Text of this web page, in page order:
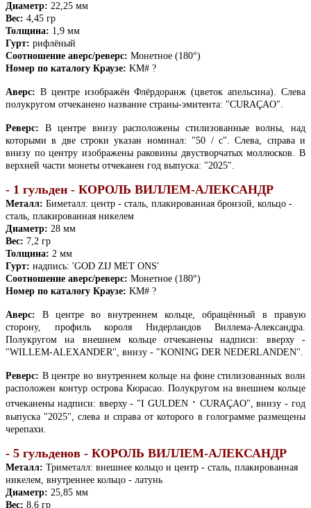
Диаметр: 22,25 мм
Вес: 4,45 гр
Толщина: 1,9 мм
Гурт: рифлёный
Соотношение аверс/реверс: Монетное (180°)
Номер по каталогу Краузе: KM# ?
Аверс: В центре изображён Флёрдоранж (цветок апельсина). Слева
полукругом отчеканено название страны-эмитента: "CURAÇAO".
Реверс: В центре внизу расположены стилизованные волны, над
которыми в две строки указан номинал: "50 / c". Слева, справа и
внизу по центру изображены раковины двустворчатых моллюсков. В
верхней части монеты отчеканен год выпуска: "2025".
- 1 гульден - КОРОЛЬ ВИЛЛЕМ-АЛЕКСАНДР
Металл: Биметалл: центр - сталь, плакированная бронзой, кольцо -
сталь, плакированная никелем
Диаметр: 28 мм
Вес: 7,2 гр
Толщина: 2 мм
Гурт: надпись: 'GOD ZIJ MET ONS'
Соотношение аверс/реверс: Монетное (180°)
Номер по каталогу Краузе: KM# ?
Аверс:
В центре во внутреннем кольце, обращённый в правую
сторону, профиль короля Нидерландов Виллема-Александра.
Полукругом на внешнем кольце отчеканены надписи: вверху -
"WILLEM-ALEXANDER", внизу - "KONING DER NEDERLANDEN".
Реверс: В центре во внутреннем кольцена фоне стилизованных волн
расположен контур острова Кюрасао. Полукругом на внешнем кольце
отчеканены надписи: вверху - "I GULDEN · CURAÇAO", внизу - год
выпуска "2025", слева и справа от которого в голограмме размещены
черепахи.
- 5 гульденов - КОРОЛЬ ВИЛЛЕМ-АЛЕКСАНДР
Металл: Триметалл: внешнее кольцо и центр - сталь, плакированная
никелем, внутреннее кольцо - латунь
Диаметр: 25,85 мм
Вес: 8,6 гр